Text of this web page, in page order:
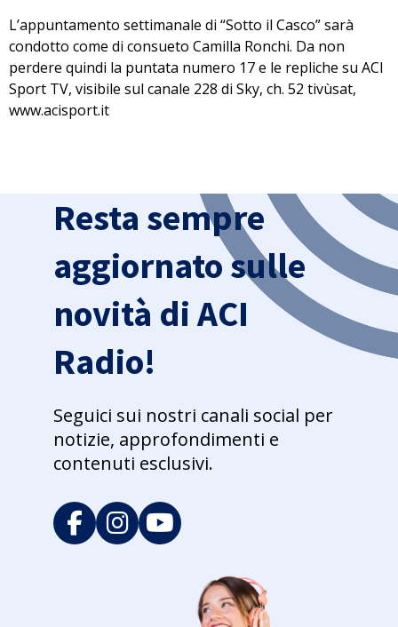
L’appuntamento settimanale di “Sotto il Casco” sarà
condotto come di consueto Camilla Ronchi. Da non
perdere quindi la puntata numero 17 e le repliche su ACI
Sport TV, visibile sul canale 228 di Sky, ch. 52 tivùsat,
www.acisport.it
Resta sempre
aggiornato sulle
novità di ACI
Radio!
Seguici sui nostri canali social per
notizie, approfondimenti e
contenuti esclusivi.